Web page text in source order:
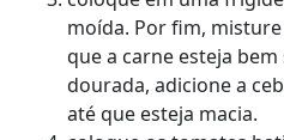
moída. Por fim,
que a carne esteja
dourada, adicione a
até que esteja macia.